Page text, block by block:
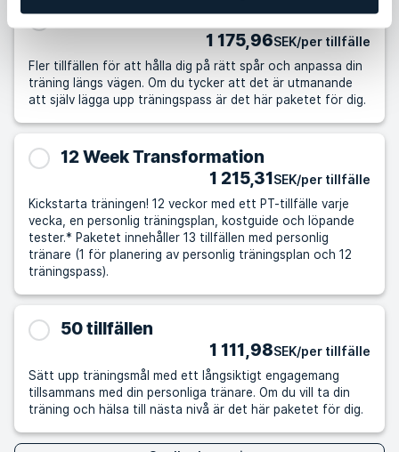
25 tillfällen
1 175,96SEK/per tillfälle
Fler tillfällen för att hålla dig på rätt spår och anpassa din
träning längs vägen. Om du tycker att det är utmanande
att själv lägga upp träningspass är det här paketet för dig.
12 Week Transformation
1 215,31SEK/per tillfälle
Kickstarta träningen! 12 veckor med ett PT-tillfälle varje
vecka, en personlig träningsplan, kostguide och löpande
tester.* Paketet innehåller 13 tillfällen med personlig
tränare (1 för planering av personlig träningsplan och 12
träningspass).
50 tillfällen
1 111,98SEK/per tillfälle
Sätt upp träningsmål med ett långsiktigt engagemang
tillsammans med din personliga tränare. Om du vill ta din
träning och hälsa till nästa nivå är det här paketet för dig.